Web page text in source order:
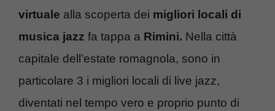
virtuale alla scoperta dei migliori locali di
musica jazz fa tappa a Rimini. Nella città
capitale dell’estate romagnola, sono in
particolare 3 i migliori locali di live jazz,
diventati nel tempo vero e proprio punto di